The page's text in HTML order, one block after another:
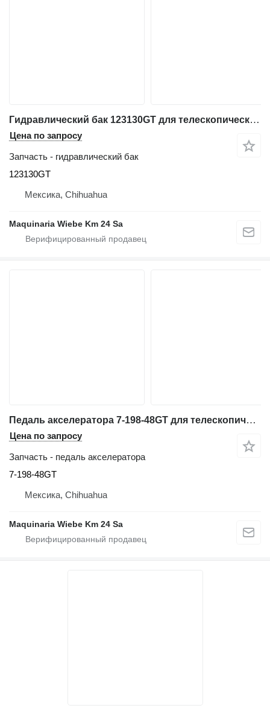
Гидравлический бак 123130GT для телескопического погрузчика Genie GTH-636
Цена по запросу
Запчасть - гидравлический бак
123130GT
Мексика, Chihuahua
Maquinaria Wiebe Km 24 Sa
Педаль акселератора 7-198-48GT для телескопического погрузчика Genie GTH-636
Цена по запросу
Запчасть - педаль акселератора
7-198-48GT
Мексика, Chihuahua
Maquinaria Wiebe Km 24 Sa